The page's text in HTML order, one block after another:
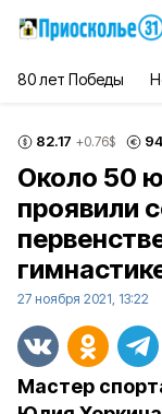
80 лет Победы
82.17 +0.76$
Около 50
проявили
27 ноября 2021, 13:22
Мастер